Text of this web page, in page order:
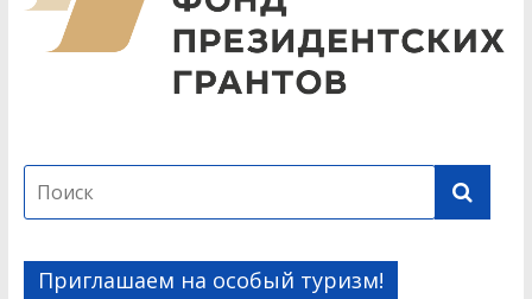
Приглашаем на особый туризм!